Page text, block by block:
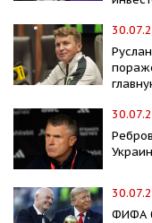
ФИФА